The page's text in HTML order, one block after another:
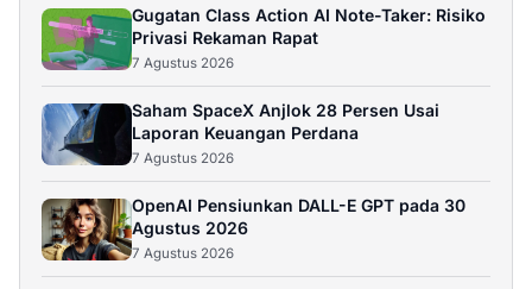
Gugatan Class Action AI Note-Taker: Risiko
Privasi Rekaman Rapat
7 Agustus 2026
Saham SpaceX Anjlok 28 Persen Usai
Laporan Keuangan Perdana
7 Agustus 2026
OpenAI Pensiunkan DALL-E GPT pada 30
Agustus 2026
7 Agustus 2026